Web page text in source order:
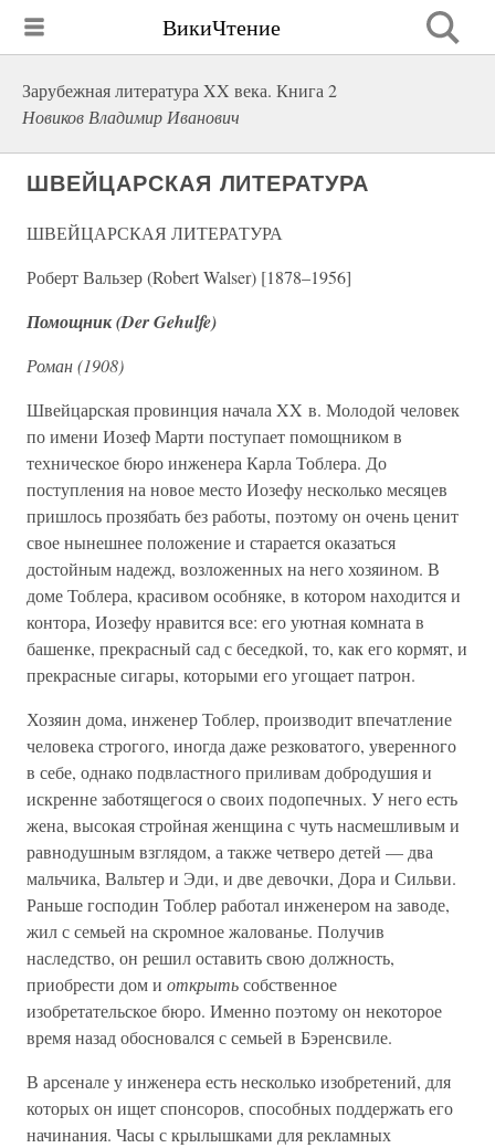
ВикиЧтение
Зарубежная литература XX века. Книга 2
Новиков Владимир Иванович
ШВЕЙЦАРСКАЯ ЛИТЕРАТУРА
ШВЕЙЦАРСКАЯ ЛИТЕРАТУРА
Роберт Вальзер (Robert Walser) [1878–1956]
Помощник (Der Gehulfe)
Роман (1908)
Швейцарская провинция начала XX в. Молодой человек
по имени Иозеф Марти поступает помощником в
техническое бюро инженера Карла Тоблера. До
поступления на новое место Иозефу несколько месяцев
пришлось прозябать без работы, поэтому он очень ценит
свое нынешнее положение и старается оказаться
достойным надежд, возложенных на него хозяином. В
доме Тоблера, красивом особняке, в котором находится и
контора, Иозефу нравится все: его уютная комната в
башенке, прекрасный сад с беседкой, то, как его кормят, и
прекрасные сигары, которыми его угощает патрон.
Хозяин дома, инженер Тоблер, производит впечатление
человека строгого, иногда даже резковатого, уверенного
в себе, однако подвластного приливам добродушия и
искренне заботящегося о своих подопечных. У него есть
жена, высокая стройная женщина с чуть насмешливым и
равнодушным взглядом, а также четверо детей — два
мальчика, Вальтер и Эди, и две девочки, Дора и Сильви.
Раньше господин Тоблер работал инженером на заводе,
жил с семьей на скромное жалованье. Получив
наследство, он решил оставить свою должность,
приобрести дом и открытьсобственное
изобретательское бюро. Именно поэтому он некоторое
время назад обосновался с семьей в Бэренсвиле.
В арсенале у инженера есть несколько изобретений, для
которых он ищет спонсоров, способных поддержать его
начинания. Часы с крылышками для рекламных